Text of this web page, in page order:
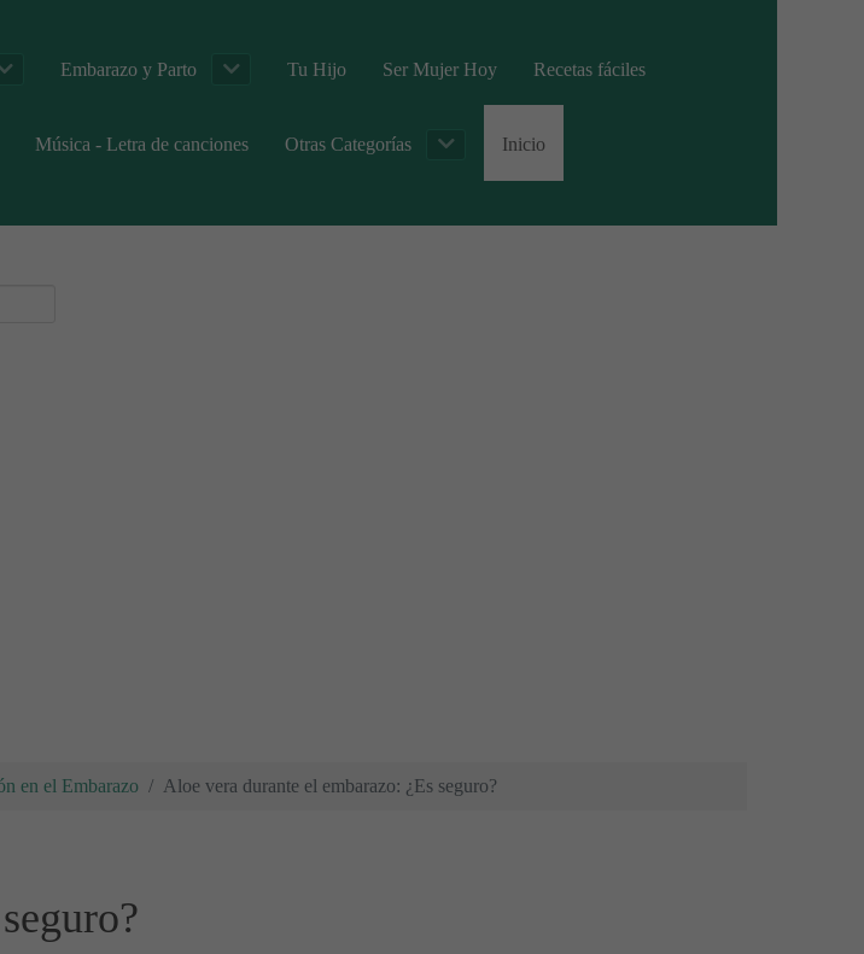
Embarazo y Parto Tu Hijo Ser Mujer Hoy Recetas fáciles
Música - Letra de canciones Otras Categorías Inicio
en el Embarazo Aloe vera durante el embarazo: ¿Es seguro?